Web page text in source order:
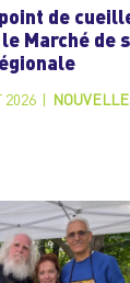
de
Marché de
2026